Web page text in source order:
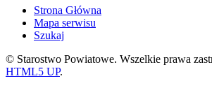
Strona Główna
Mapa serwisu
Szukaj
© Starostwo Powiatowe. Wszelkie prawa
HTML5 UP.